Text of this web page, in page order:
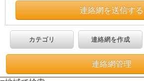
連絡網を送信する
カテゴリ 連絡網を作成
連絡網管理